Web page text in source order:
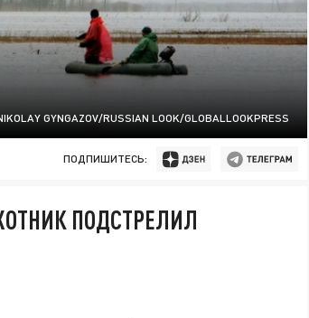
GYNGAZOV/RUSSIAN LOOK/GLOBALLOOKPRESS
ПОДПИШИТЕСЬ:
ПОДСТРЕЛИЛ